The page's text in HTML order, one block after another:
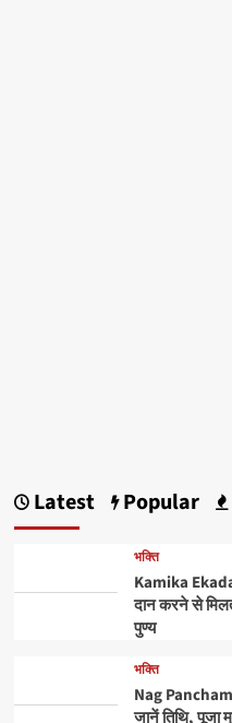
Latest Popular
भक्ति
Kamika
दान करने से
पुण्य
भक्ति
Nag
जानें तिथि, पूजा